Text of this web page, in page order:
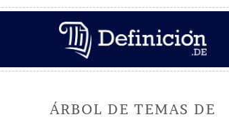
ÁRBOL DE TEMAS DE